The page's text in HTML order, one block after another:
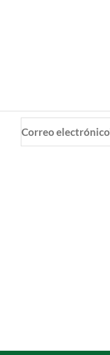
electrónico*